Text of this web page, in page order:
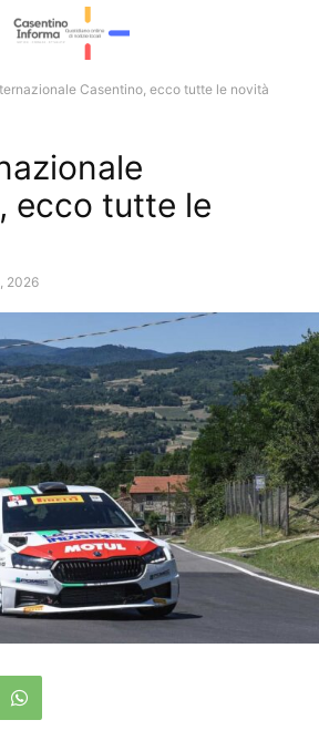
Casentino, ecco tutte le novità
ecco tutte le
2026